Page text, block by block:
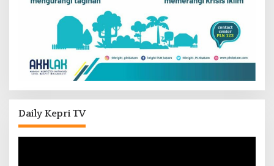
Daily Kepri TV